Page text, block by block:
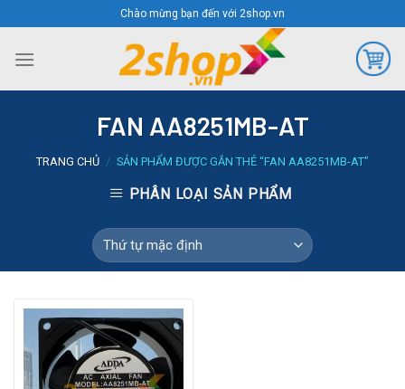
to
content
Chào mừng bạn đến với 2shop.vn
FAN AA8251MB-AT
TRANG CHỦ / SẢN PHẨM ĐƯỢC GẮN THẺ “FAN AA8251MB-AT”
PHÂN LOẠI SẢN PHẨM